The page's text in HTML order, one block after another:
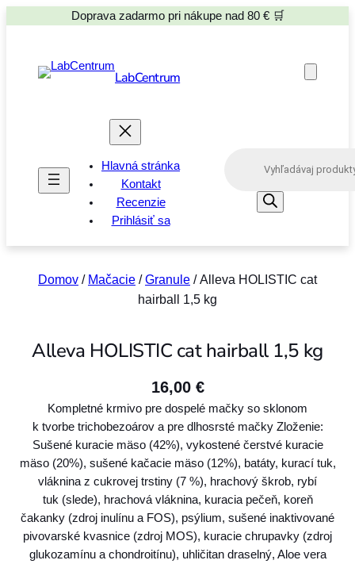
Doprava zadarmo pri nákupe nad 80 € 🛒
LabCentrum
Hlavná stránka
Kontakt
Recenzie
Prihlásiť sa
s
e
Domov / Mačacie /Granule / Alleva HOLISTIC cat
hairball 1,5 kg
Alleva HOLISTIC cat hairball 1,5 kg
16,00 €
Kompletné krmivo pre dospelé mačky so sklonom
k tvorbe trichobezoárov a pre dlhosrsté mačky Zloženie:
Sušené kuracie mäso (42%), vykostené čerstvé kuracie
mäso (20%), sušené kačacie mäso (12%), batáty, kurací tuk,
vláknina z cukrovej trstiny (7 %), hrachový škrob, rybí
tuk (slede), hrachová vláknina, kuracia pečeň, koreň
čakanky (zdroj inulínu a FOS), psýlium, sušené inaktivované
pivovarské kvasnice (zdroj MOS), kuracie chrupavky (zdroj
glukozamínu a chondroitínu), uhličitan draselný, Aloe vera